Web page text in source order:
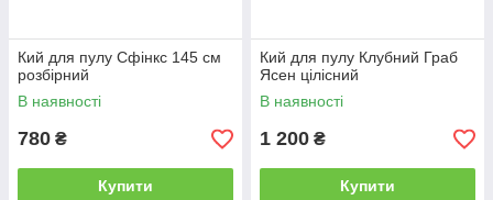
Кий для пулу Сфінкс 145 см
розбірний
В наявності
780 ₴
Купити
Кий для пулу Клубний Граб
Ясен цілісний
В наявності
1 200 ₴
Купити